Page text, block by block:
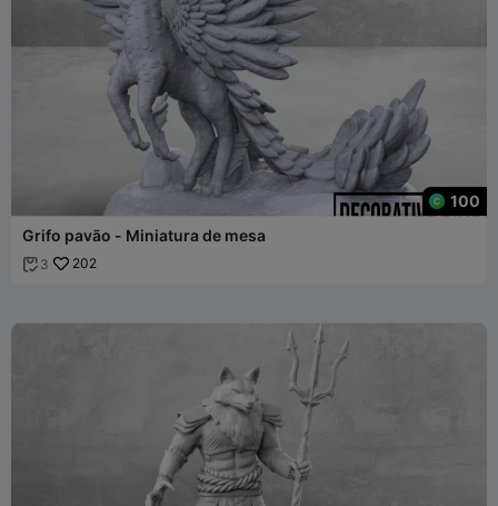
100
Grifo pavão - Miniatura de mesa
 3 202